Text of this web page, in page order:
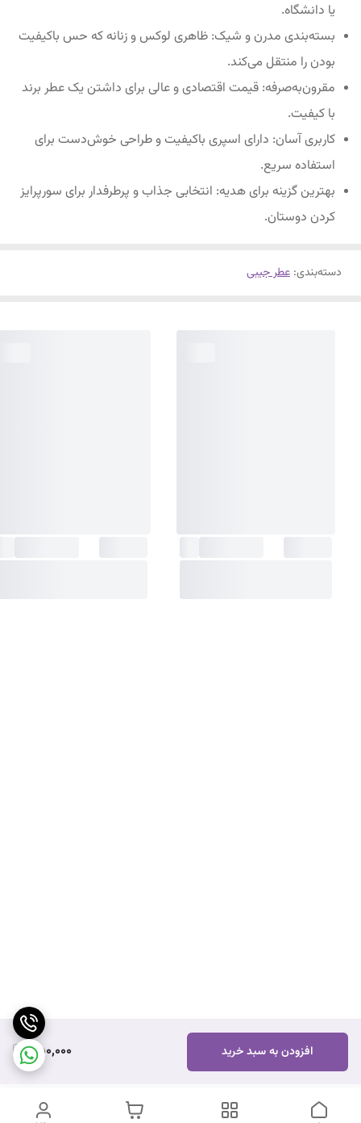
350,000 افزودن به سبد خرید
یا دانشگاه.
بسته‌بندی مدرن و شیک: ظاهری لوکس و زنانه که حس باکیفیت
بودن را منتقل می‌کند.
مقرون‌به‌صرفه: قیمت اقتصادی و عالی برای داشتن یک عطر برند
با کیفیت.
کاربری آسان: دارای اسپری باکیفیت و طراحی خوش‌دست برای
استفاده سریع.
بهترین گزینه برای هدیه: انتخابی جذاب و پرطرفدار برای سورپرایز
کردن دوستان.
دسته‌بندی: عطر جیبی